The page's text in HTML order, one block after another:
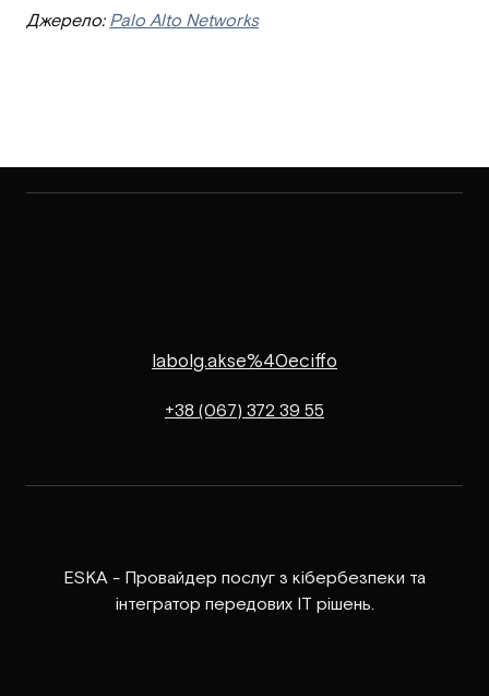
Джерело: Palo Alto Networks
labolg.akse%40eciffo
+38 (067) 372 39 55
ESKA - Провайдер послуг з кібербезпеки та
інтегратор передових ІТ рішень.